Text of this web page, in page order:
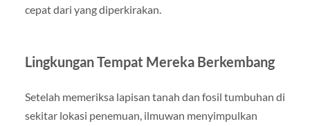
cepat dari yang diperkirakan.
Lingkungan Tempat Mereka Berkembang
Setelah memeriksa lapisan tanah dan fosil tumbuhan di
sekitar lokasi penemuan, ilmuwan menyimpulkan